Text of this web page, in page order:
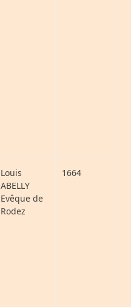
Louis
ABELLY
Evêque de
Rodez
1664